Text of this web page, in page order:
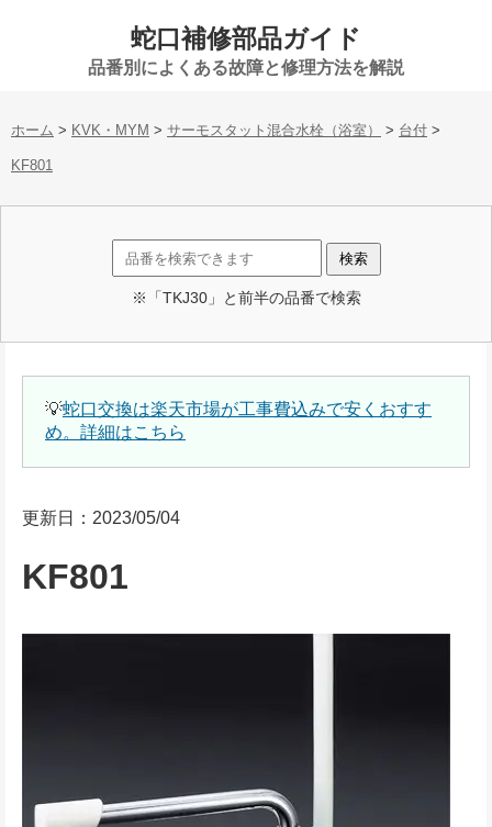
蛇口補修部品ガイド
品番別によくある故障と修理方法を解説
ホーム > KVK・MYM > サーモスタット混合水栓（浴室） > 台付 >
KF801
※「TKJ30」と前半の品番で検索
💡蛇口交換は楽天市場が工事費込みで安くおすす
め。詳細はこちら
更新日：2023/05/04
KF801